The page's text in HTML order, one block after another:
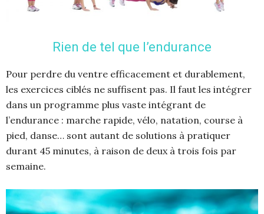
Rien de tel que l’endurance
Pour perdre du ventre efficacement et durablement,
les exercices ciblés ne suffisent pas. Il faut les intégrer
dans un programme plus vaste intégrant de
l’endurance : marche rapide, vélo, natation, course à
pied, danse… sont autant de solutions à pratiquer
durant 45 minutes, à raison de deux à trois fois par
semaine.